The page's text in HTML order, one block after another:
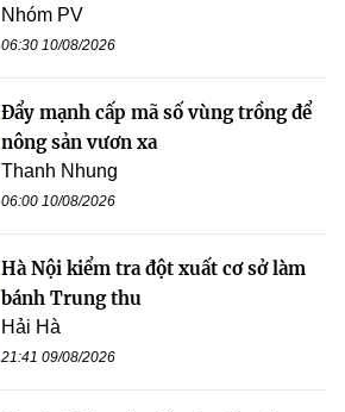
Nhóm PV
06:30 10/08/2026
Đẩy mạnh cấp mã số vùng trồng để
nông sản vươn xa
Thanh Nhung
06:00 10/08/2026
Hà Nội kiểm tra đột xuất cơ sở làm
bánh Trung thu
Hải Hà
21:41 09/08/2026